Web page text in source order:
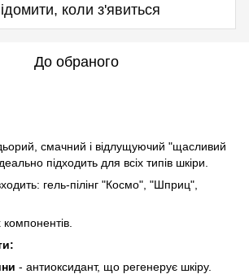
коли з'явиться
До обраного
смачний і відлущуючий "щасливий
підходить для всіх типів шкіри.
гель-пілінг "Космо", "Шприц",
- антиоксидант, що регенерує шкіру.